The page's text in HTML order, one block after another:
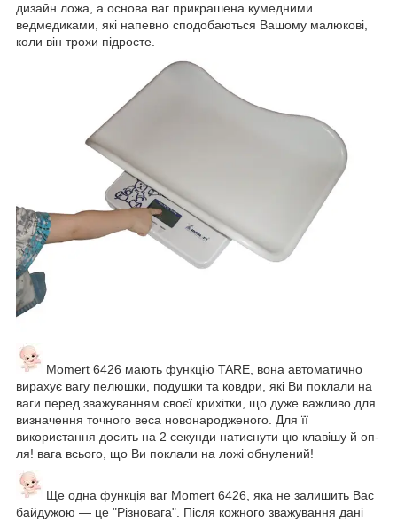
дизайн ложа, а основа ваг прикрашена кумедними
ведмедиками, які напевно сподобаються Вашому малюкові,
коли він трохи підросте.
Momert 6426 мають функцію TARE, вона автоматично
вирахує вагу пелюшки, подушки та ковдри, які Ви поклали на
ваги перед зважуванням своєї крихітки, що дуже важливо для
визначення точного веса новонародженого. Для її
використання досить на 2 секунди натиснути цю клавішу й оп-
ля! вага всього, що Ви поклали на ложі обнулений!
Ще одна функція ваг Momert 6426, яка не залишить Вас
байдужою — це "Різновага". Після кожного зважування дані